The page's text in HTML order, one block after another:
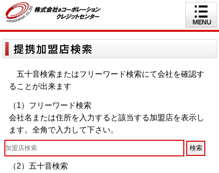
五十音検索またはフリーワード検索にて会社を確認す
ることが出来ます
（1）フリーワード検索
会社名または住所を入力すると該当する加盟店を表示し
ます。全角で入力して下さい。
（2）五十音検索